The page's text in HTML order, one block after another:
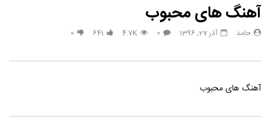
آهنگ های محبوب
حامد آذر 27, 1396 0
4.7K
641
0
آهنگ های محبوب